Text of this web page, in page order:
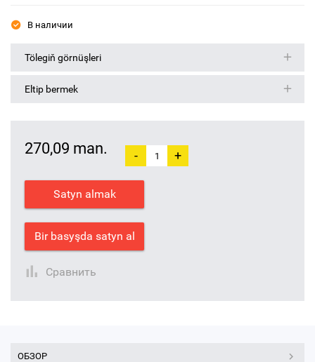
В наличии
Tölegiň görnüşleri
Eltip bermek
270,09 man. - +
Satyn almak
Bir basyşda satyn al
Сравнить
ОБЗОР